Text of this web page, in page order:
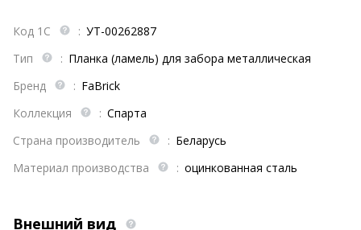
Код 1С : УТ-00262887
Тип
: Планка (ламель) для забора металлическая
Бренд
: FaBrick
Коллекция
: Спарта
Страна производитель
: Беларусь
Материал производства
: оцинкованная сталь
Внешний вид